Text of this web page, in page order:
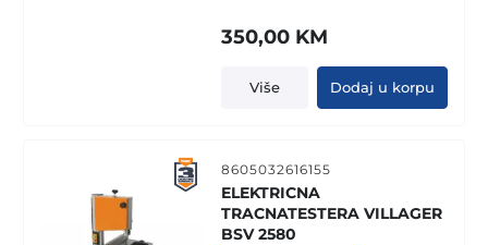
350,00 KM
Više Dodaj u korpu
8605032616155
ELEKTRICNA
TRACNATESTERA VILLAGER
BSV 2580